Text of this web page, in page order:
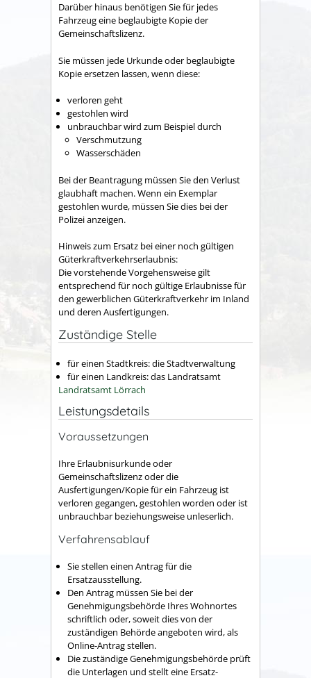
Darüber hinaus benötigen Sie für jedes
Fahrzeug eine beglaubigte Kopie der
Gemeinschaftslizenz.
Sie müssen jede Urkunde oder beglaubigte
Kopie ersetzen lassen, wenn diese:
verloren geht
gestohlen wird
unbrauchbar wird zum Beispiel durch
Verschmutzung
Wasserschäden
Bei der Beantragung müssen Sie den Verlust
glaubhaft machen. Wenn ein Exemplar
gestohlen wurde, müssen Sie dies bei der
Polizei anzeigen.
Hinweis zum Ersatz bei einer noch gültigen
Güterkraftverkehrserlaubnis:
Die vorstehende Vorgehensweise gilt
entsprechend für noch gültige Erlaubnisse für
den gewerblichen Güterkraftverkehr im Inland
und deren Ausfertigungen.
Zuständige Stelle
für einen Stadtkreis: die Stadtverwaltung
für einen Landkreis: das Landratsamt
Landratsamt Lörrach
Leistungsdetails
Voraussetzungen
Ihre Erlaubnisurkunde oder
Gemeinschaftslizenz oder die
Ausfertigungen/Kopie für ein Fahrzeug ist
verloren gegangen, gestohlen worden oder ist
unbrauchbar beziehungsweise unleserlich.
Verfahrensablauf
Sie stellen einen Antrag für die
Ersatzausstellung.
Den Antrag müssen Sie bei der
Genehmigungsbehörde Ihres Wohnortes
schriftlich oder, soweit dies von der
zuständigen Behörde angeboten wird, als
Online-Antrag stellen.
Die zuständige Genehmigungsbehörde prüft
die Unterlagen und stellt eine Ersatz-